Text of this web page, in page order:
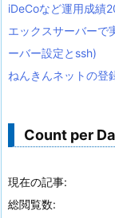
iDeCoなど運用成績
エックスサーバーで
ーバー設定とssh)
ねんきんネットの登
Count per
現在の記事:
総閲覧数: